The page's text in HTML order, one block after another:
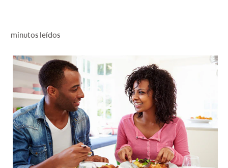
PARA PROFESIONALES
DÓNDE COMPRAR
VE (ES)
SUSCRÍBETE
minutos leídos